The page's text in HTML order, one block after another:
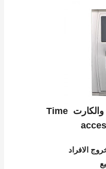
والكارتTime
الافراد